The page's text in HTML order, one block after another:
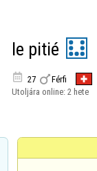
le pitié
 27 Férfi
Utoljára online: 2 hete